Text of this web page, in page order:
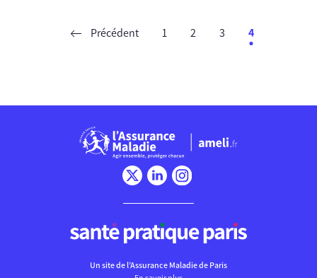
Précédent 1 2 3 4
Un site de l’Assurance Maladie de Paris